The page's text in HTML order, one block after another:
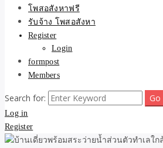
โพสอสังหาฟรี
รับจ้าง โพสอสังหา
Register
Login
formpost
Members
Search for:
Log in
Register